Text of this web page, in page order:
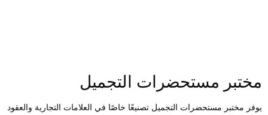
مستحضرات التجميل
مختبر مستحضرات التجميل تصنيعًا خاصًا في العلامات التجارية والعقود